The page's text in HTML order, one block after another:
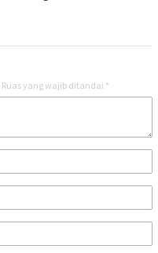
Ruas yang wajib ditandai *